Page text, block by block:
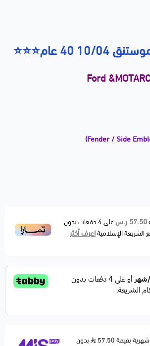
عام⭐⭐⭐
Ford
Ford Mustang |
تحافظ على الطابع الأصلي للسيارة.
Ford
كتف / علامة رفرف
57.50 ر.س على4دفعات بدون
الشريعة الإسلاميةاعرف أكثر
بدون